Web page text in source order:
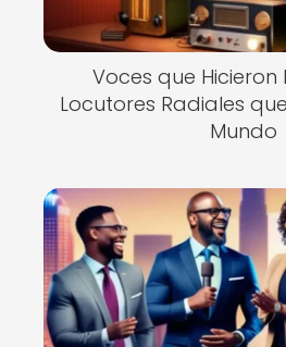
Voces que Hicieron
Locutores Radiales
Mundo